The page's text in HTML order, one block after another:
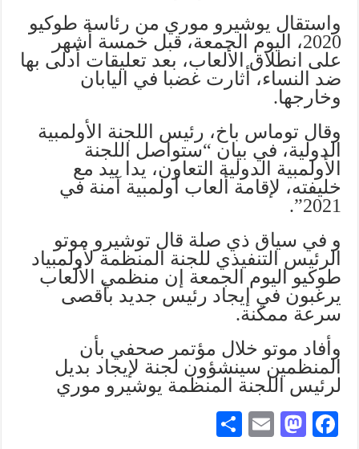
واستقال يوشيرو موري من رئاسة طوكيو
2020، اليوم الجمعة، قبل خمسة أشهر
على انطلاق الألعاب، بعد تعليقات أدلى بها
ضد النساء، أثارت غضبا في اليابان
وخارجها.
وقال توماس باخ، رئيس اللجنة الأولمبية
الدولية، في بيان “ستواصل اللجنة
الأولمبية الدولية التعاون، يدا بيد مع
خليفته، لإقامة ألعاب أولمبية آمنة في
2021”.
و في سياق ذي صلة قال توشيرو موتو
الرئيس التنفيذي للجنة المنظمة لأولمبياد
طوكيو اليوم الجمعة إن منظمي الألعاب
يرغبون في إيجاد رئيس جديد بأقصى
سرعة ممكنة.
وأفاد موتو خلال مؤتمر صحفي بأن
المنظمين سينشؤون لجنة لإيجاد بديل
لرئيس اللجنة المنظمة يوشيرو موري
Fa
M
E